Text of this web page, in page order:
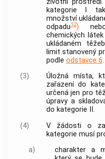
kategorie I
množství
odpadu12)
chemických
ukládaném
limit stanovený
podle odstavce 6.
(3)
Úložná místa,
zařazení do
určená jen pro
úpravy a
do kategorie II.
(4)
V žádosti o
kategorie musí
a)
charakter a